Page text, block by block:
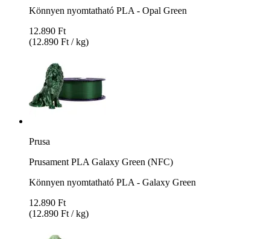
Könnyen nyomtatható PLA - Opal Green
12.890 Ft
(12.890 Ft / kg)
Prusa
Prusament PLA Galaxy Green (NFC)
Könnyen nyomtatható PLA - Galaxy Green
12.890 Ft
(12.890 Ft / kg)